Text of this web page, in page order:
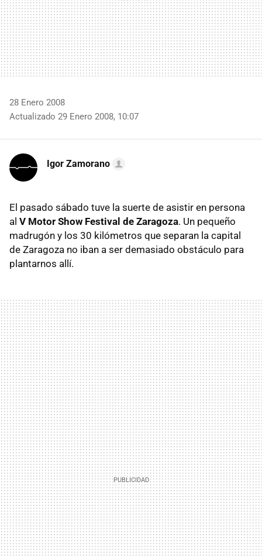
28 Enero 2008
Actualizado 29 Enero 2008, 10:07
Igor Zamorano
El pasado sábado tuve la suerte de asistir en persona
al V Motor Show Festival de Zaragoza. Un pequeño
madrugón y los 30 kilómetros que separan la capital
de Zaragoza no iban a ser demasiado obstáculo para
plantarnos allí.